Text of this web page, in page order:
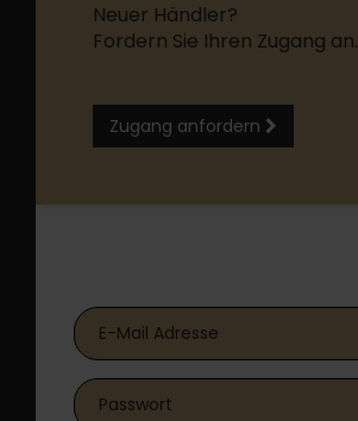
Neuer Händler?
Fordern Sie Ihren Zugang an.
Zugang anfordern